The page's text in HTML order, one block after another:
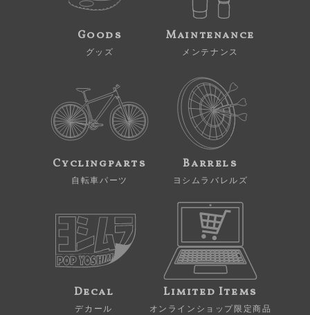
Goods
グッズ
Maintenance
メンテナンス
Cyclingparts
自転車パーツ
Barrels
ヨシムラバレルズ
Decal
デカール
Limited Items
オンラインショップ限定商品